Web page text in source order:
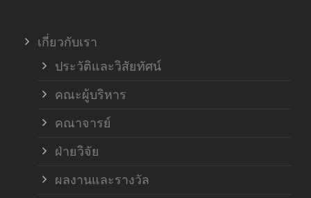
เกี่ยวกับเรา
ประวัติและวิสัยทัศน์
คณะผู้บริหาร
คณาจารย์
ฝ่ายวิจัย
ผลงานและรางวัล